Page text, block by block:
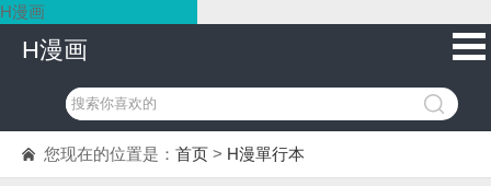
H漫画
H漫画
您现在的位置是： 首页 > H漫單行本